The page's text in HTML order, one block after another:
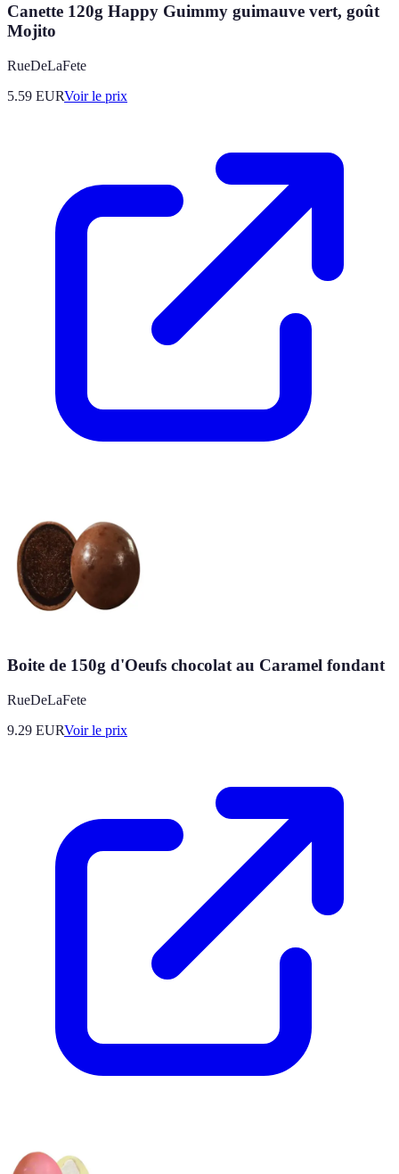
Canette 120g Happy Guimmy guimauve vert, goût
Mojito
RueDeLaFete
5.59 EURVoir le prix
Boite de 150g d'Oeufs chocolat au Caramel fondant
RueDeLaFete
9.29 EURVoir le prix